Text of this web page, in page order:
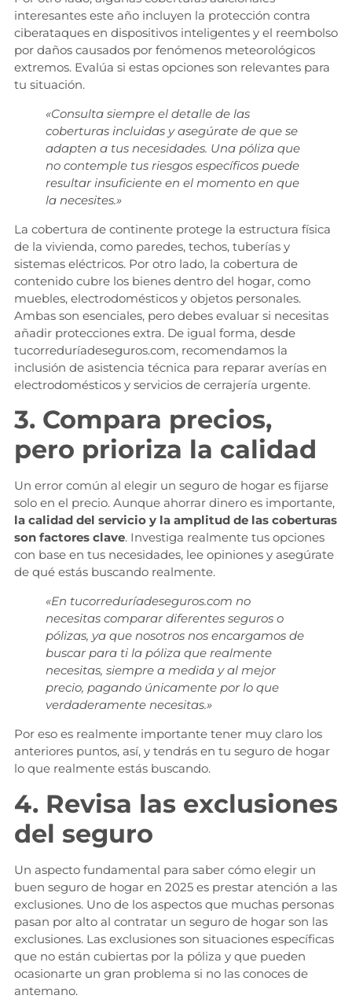
interesantes este año incluyen la protección contra
ciberataques en dispositivos inteligentes y el reembolso
por daños causados por fenómenos meteorológicos
extremos. Evalúa si estas opciones son relevantes para
tu situación.
«Consulta siempre el detalle de las
coberturas incluidas y asegúrate de que se
adapten a tus necesidades. Una póliza que
no contemple tus riesgos específicos puede
resultar insuficiente en el momento en que
la necesites.»
La cobertura de continente protege la estructura física
de la vivienda, como paredes, techos, tuberías y
sistemas eléctricos. Por otro lado, la cobertura de
contenido cubre los bienes dentro del hogar, como
muebles, electrodomésticos y objetos personales.
Ambas son esenciales, pero debes evaluar si necesitas
añadir protecciones extra. De igual forma, desde
tucorreduríadeseguros.com, recomendamos la
inclusión de asistencia técnica para reparar averías en
electrodomésticos y servicios de cerrajería urgente.
3. Compara precios,
pero prioriza la calidad
Un error común al elegir un seguro de hogar es fijarse
solo en el precio. Aunque ahorrar dinero es importante,
la calidad del servicio y la amplitud de las coberturas
son factores clave. Investiga realmente tus opciones
con base en tus necesidades, lee opiniones y asegúrate
de qué estás buscando realmente.
«En tucorreduríadeseguros.com no
necesitas comparar diferentes seguros o
pólizas, ya que nosotros nos encargamos de
buscar para ti la póliza que realmente
necesitas, siempre a medida y al mejor
precio, pagando únicamente por lo que
verdaderamente necesitas.»
Por eso es realmente importante tener muy claro los
anteriores puntos, así, y tendrás en tu seguro de hogar
lo que realmente estás buscando.
4. Revisa las exclusiones
del seguro
Un aspecto fundamental para saber cómo elegir un
buen seguro de hogar en 2025 es prestar atención a las
exclusiones. Uno de los aspectos que muchas personas
pasan por alto al contratar un seguro de hogar son las
exclusiones. Las exclusiones son situaciones específicas
que no están cubiertas por la póliza y que pueden
ocasionarte un gran problema si no las conoces de
antemano.